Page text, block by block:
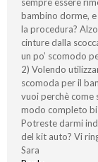
bambino dorme, e
la procedura?
cinture dalla
un po’ scomodo
2) Volendo
scomoda per il
vuoi perchè come
modo completo
Potreste darmi
del kit auto? Vi
Sara